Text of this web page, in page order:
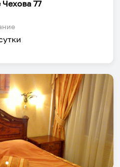
77